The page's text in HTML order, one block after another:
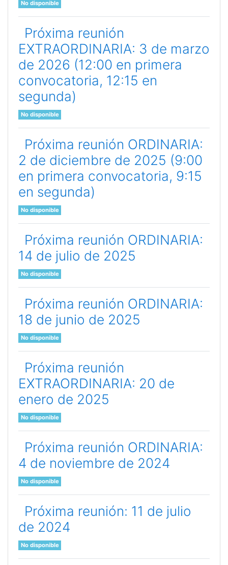
No disponible
Próxima reunión
EXTRAORDINARIA: 3 de marzo
de 2026 (12:00 en primera
convocatoria, 12:15 en
segunda)
No disponible
Próxima reunión ORDINARIA:
2 de diciembre de 2025 (9:00
en primera convocatoria, 9:15
en segunda)
No disponible
Próxima reunión ORDINARIA:
14 de julio de 2025
No disponible
Próxima reunión ORDINARIA:
18 de junio de 2025
No disponible
Próxima reunión
EXTRAORDINARIA: 20 de
enero de 2025
No disponible
Próxima reunión ORDINARIA:
4 de noviembre de 2024
No disponible
Próxima reunión: 11 de julio
de 2024
No disponible